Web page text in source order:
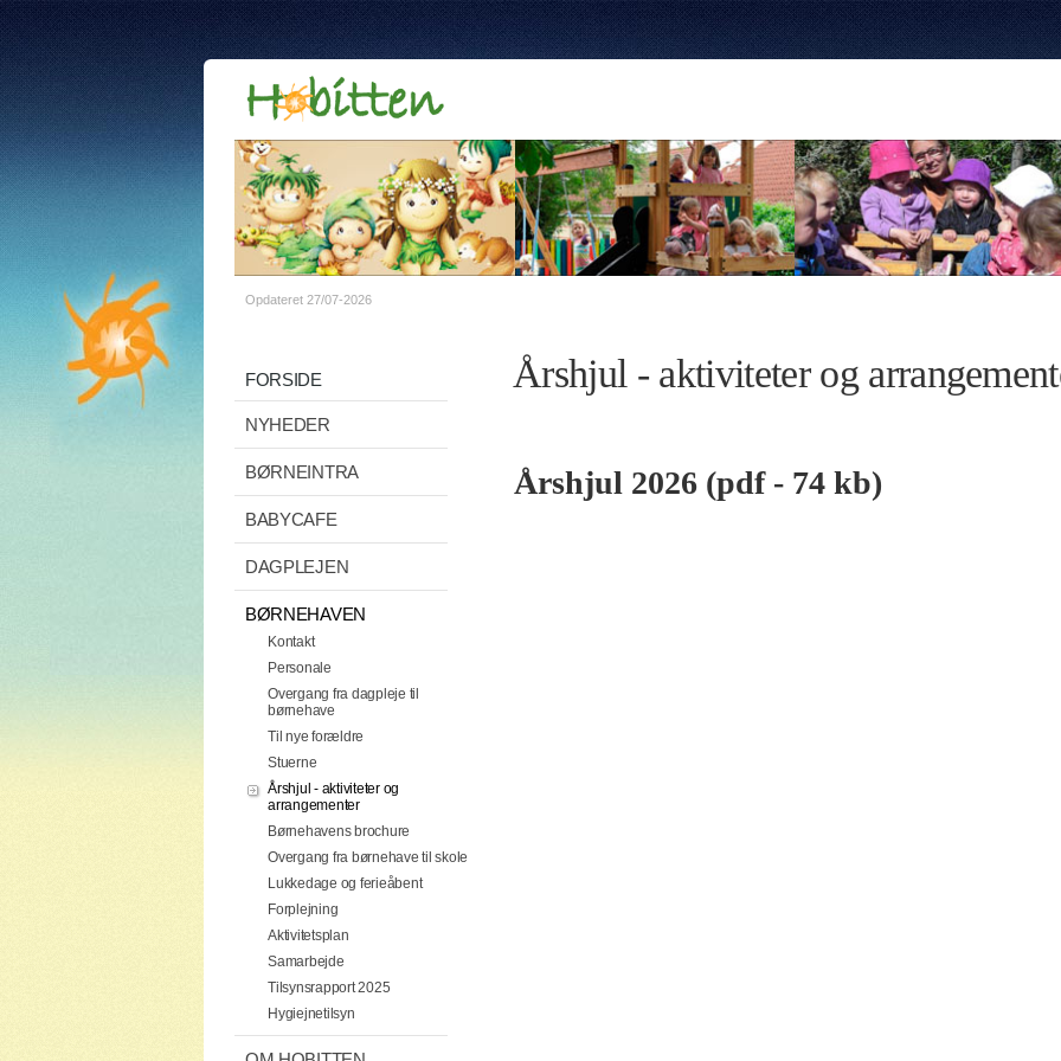
Opdateret 27/07-2026
FORSIDE
NYHEDER
BØRNEINTRA
BABYCAFE
DAGPLEJEN
BØRNEHAVEN
Kontakt
Personale
Overgang fra dagpleje til
børnehave
Til nye forældre
Stuerne
Årshjul - aktiviteter og
arrangementer
Børnehavens brochure
Overgang fra børnehave til skole
Lukkedage og ferieåbent
Forplejning
Aktivitetsplan
Samarbejde
Tilsynsrapport 2025
Hygiejnetilsyn
Årshjul - aktiviteter og
Årshjul 2026 (pdf - 74 kb)